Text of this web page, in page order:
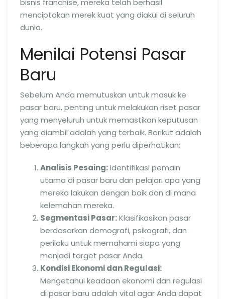
bisnis franchise, mereka telah berhasil
menciptakan merek kuat yang diakui di seluruh
dunia.
Menilai Potensi Pasar
Baru
Sebelum Anda memutuskan untuk masuk ke
pasar baru, penting untuk melakukan riset pasar
yang menyeluruh untuk memastikan keputusan
yang diambil adalah yang terbaik. Berikut adalah
beberapa langkah yang perlu diperhatikan:
Analisis Pesaing:Identifikasi pemain
utama di pasar baru dan pelajari apa yang
mereka lakukan dengan baik dan di mana
kelemahan mereka.
Segmentasi Pasar:Klasifikasikan pasar
berdasarkan demografi, psikografi, dan
perilaku untuk memahami siapa yang
menjadi target pasar Anda.
Kondisi Ekonomi dan Regulasi:
Mengetahui keadaan ekonomi dan regulasi
di pasar baru adalah vital agar Anda dapat